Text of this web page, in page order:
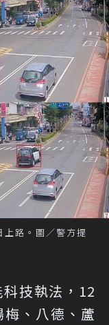
路。圖／警方提
技執法，12
、八德、蘆